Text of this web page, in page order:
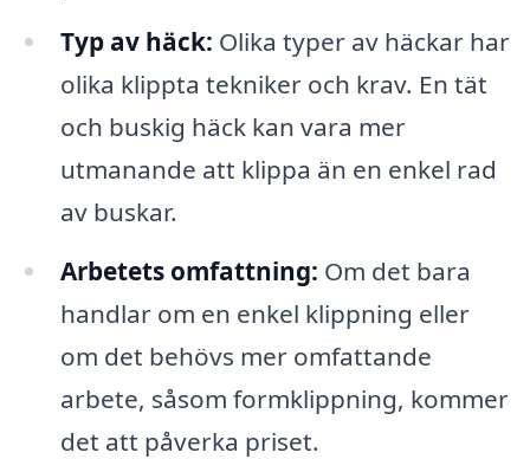
Typ av häck: Olika typer av häckar har
olika klippta tekniker och krav. En tät
och buskig häck kan vara mer
utmanande att klippa än en enkel rad
av buskar.
Arbetets omfattning: Om det bara
handlar om en enkel klippning eller
om det behövs mer omfattande
arbete, såsom formklippning, kommer
det att påverka priset.